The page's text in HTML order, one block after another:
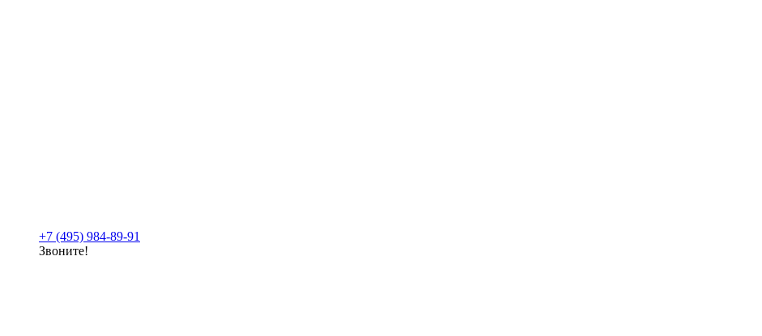
+7 (495) 984-89-91
Звоните!